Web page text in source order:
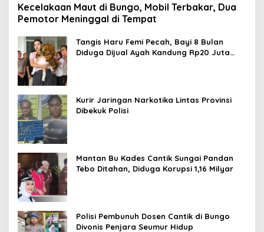
Kecelakaan Maut di Bungo, Mobil Terbakar, Dua
Pemotor Meninggal di Tempat
Tangis Haru Femi Pecah, Bayi 8 Bulan
Diduga Dijual Ayah Kandung Rp20 Juta
Kurir Jaringan Narkotika Lintas Provinsi
Dibekuk Polisi
Mantan Bu Kades Cantik Sungai Pandan
Tebo Ditahan, Diduga Korupsi 1,16 Milyar
Polisi Pembunuh Dosen Cantik di Bungo
Divonis Penjara Seumur Hidup